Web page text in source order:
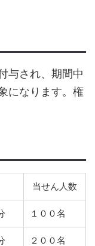
与され、期間中
になります。権
当せん人数
１００名
２００名